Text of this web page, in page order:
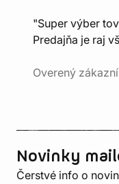
"Super výber
Predajňa je raj
Overený
Novinky
Čerstvé info o